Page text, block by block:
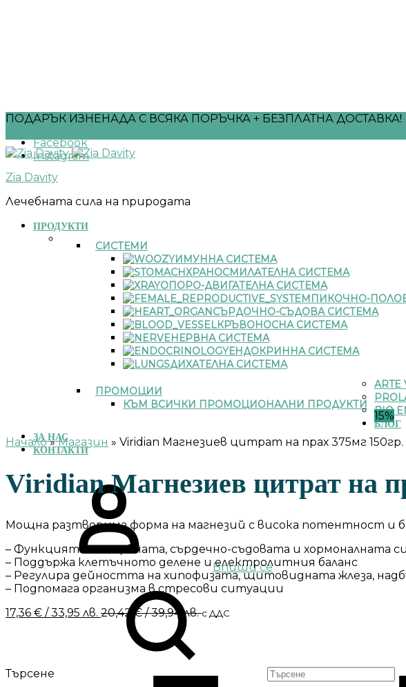
ПОДАРЪК ИЗНЕНАДА С ВСЯКА ПОРЪЧКА + БЕЗПЛАТНА ДОСТАВКА!
Facebook
Instagram
Zia Davity
Лечебната сила на природата
ПРОДУКТИ
СИСТЕМИ
ИМУННА СИСТЕМА
ХРАНОСМИЛАТЕЛНА СИСТЕМА
ОПОРО-ДВИГАТЕЛНА СИСТЕМА
ПИКОЧНО-
СЪРДОЧНО-СЪДОВА СИСТЕМА
КРЪВОНОСНА СИСТЕМА
НЕРВНА СИСТЕМА
ЕНДОКРИННА СИСТЕМА
ДИХАТЕЛНА СИСТЕМА
ПРОМОЦИИ
КЪМ ВСИЧКИ ПРОМОЦИОНАЛНИ ПРОДУКТИ
ARTE
BIO
БЛОГ
ЗА НАС
КОНТАКТИ
Впиши се
Търсене
15%
Начало»Магазин » Viridian Магнезиев цитрат на прах 375мг 150гр.
Viridian Магнезиев цитрат на
Мощна разтворима форма на магнезий с висока потентност и
– Функцията на нервната, сърдечно-съдовата и хормоналната
– Поддържа клетъчното делене и електролитния баланс
– Регулира дейността на хипофизата, щитовидната жлеза,
– Подпомага организма в стресови ситуации
17,36 € / 33,95 лв. 20,42 €/ 39,94 лв.с ДДС